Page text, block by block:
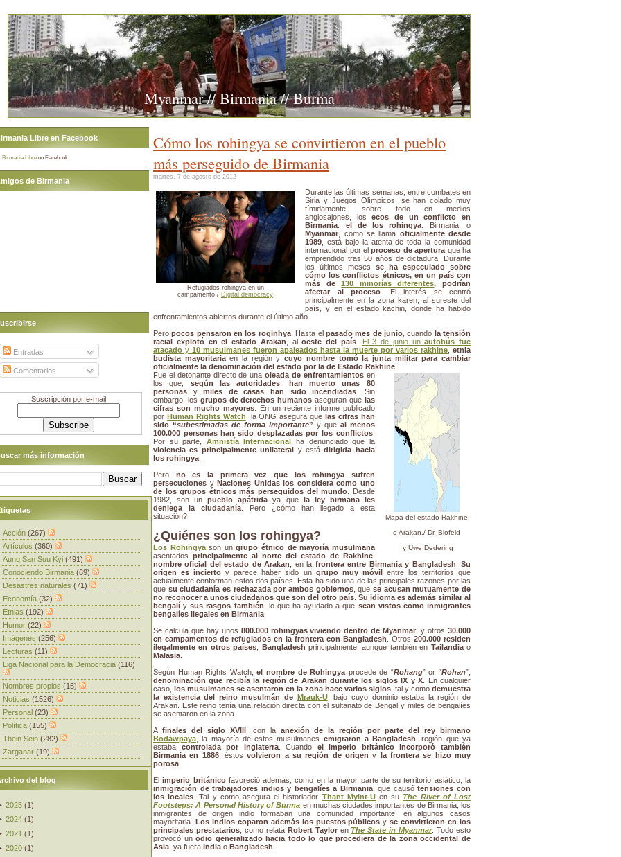
Myanmar // Birmania // Burma
Cómo los rohingya se convirtieron en el pueblo
más perseguido de Birmania
martes, 7 de agosto de 2012
Refugiados rohingya en un
campamento / Digital democracy
Durante las últimas semanas, entre combates en
Siria y Juegos Olímpicos, se han colado muy
tímidamente, sobre todo en medios
anglosajones, losecos de un conflicto en
Birmania: el de los rohingya . Birmania, o
Myanmar , como se llama oficialmente desde
1989 , está bajo la atenta de toda la comunidad
internacional por elproceso de apertura que ha
emprendido tras 50 años de dictadura. Durante
los últimos mesesse ha especulado sobre
cómo los conflictos étnicos, en un país con
más de130 minorías diferentes, podrían
afectar al proceso . El interés se centró
principalmente en la zona karen, al sureste del
país, y en el estado kachin, donde ha habido
enfrentamientos abiertos durante el último año.
Peropocos pensaron en los roginhya. Hasta el pasado mes de junio, cuando la tensión
racial explotó en el estado Arakan , aloeste del país. El 3 de junio unautobús fue
atacado y 10 musulmanes fueron apaleados hasta la muerte por varios rakhine etnia
budista mayoritariaen la región ycuyo nombre tomó la junta militar para cambiar
oficialmente la denominación del estado por la de Estado Rakhine
Mapa del estado Rakhine
o Arakan./ Dr. Blofeld
y Uwe Dedering
Fue el detonante directo de unaoleada de enfrentamientosen
los que, según las autoridades
han muerto unas 80
personas ymiles de casas han sido incendiadas . Sin
embargo, los grupos de derechos humanos aseguran que las
cifras son mucho mayores. En un reciente informe publicado
por Human Rights Watch , la ONG asegura quelas cifras han
sido “subestimadas de forma importante” y que al menos
100.000 personas han sido desplazadas por los conflictos.
Por su parte, Amnistía Internacional ha denunciado que la
violencia es principalmente unilateral y estádirigida hacia
los rohingya
Pero no es la primera vez que los rohingya sufren
persecuciones yNaciones Unidas los considera como uno
de los grupos étnicos más perseguidos del mundo . Desde
1982, son unpueblo apátrida ya que la ley birmana les
deniega la ciudadanía. Pero ¿cómo han llegado a esta
situación?
¿Quiénes son los rohingya?
Los Rohingyason ungrupo étnico de mayoría musulmana
asentados principalmente al norte del estado de Rakhine,
nombre oficial del estado de Arakan
, en la frontera entre Birmania y Bangladesh .Su
origen es incierto y parece haber sido un grupo muy móvilentre los territorios que
actualmente conforman estos dos países. Esta ha sido una de las principales razones por las
que su ciudadanía es rechazada por ambos gobiernos, quese acusan mutuamente de
no reconocer a unos ciudadanos que son del otro país. Su idioma es además similar al
bengalí ysus rasgos también , lo que ha ayudado a que sean vistos como inmigrantes
bengalíes ilegales en Birmania
Se calcula que hay unos 800.000 rohingyas viviendo dentro de Myanmar , y otros30.000
en campamentos de refugiados en la frontera con Bangladesh . Otros 200.000 residen
ilegalmente en otros países
Bangladesh principalmente, aunque también en Tailandiao
Malasia
Según Human Rights Watch,el nombre de Rohingya procede de “Rohang” or “Rohan”,
denominación que recibía la región de Arakan durante los siglos IX y X . En cualquier
caso, los musulmanes se asentaron en la zona hace varios siglos , tal y como demuestra
la existencia del reino musulmán de Mrauk-U, bajo cuyo dominio estaba la región de
Arakan. Este reino tenía una relación directa con el sultanato de Bengal y miles de bengalíes
se asentaron en la zona.
A finales del siglo XVIII, con la anexión de la región por parte del rey birmano
Bodawpaya , la mayoría de estos musulmanes emigraron a Bangladesh , región que ya
estaba controlada por Inglaterra. Cuando el imperio británico incorporó también
Birmania en 1886, éstosvolvieron a su región de origen y la frontera se hizo muy
porosa
Elimperio británicofavoreció además, como en la mayor parte de su territorio asiático, la
inmigración de trabajadores indios y bengalíes a Birmania, que causótensiones con
los locales . Tal y como asegura el historiador Thant Myint-Uen su The River of Lost
Footsteps: A Personal History of Burma en muchas ciudades importantes de Birmania, los
inmigrantes de origen indio formaban una comunidad importante, en algunos casos
mayoritaria. Los indios coparon además los puestos públicos yse convirtieron en los
principales prestatarios, como relata Robert Tayloren The State in Myanmar. Todo esto
provocó unodio generalizado hacia todo lo que procediera de la zona occidental de
Asia , ya fuera India o Bangladesh
Libre en Facebook
Birmania Libre on Facebook
de Birmania
Entradas
Comentarios
Suscripción por e-mail
más información
Acción (267)
Artículos (360)
Aung San Suu Kyi (491)
Conociendo Birmania (69)
Desastres naturales (71)
Economía (32)
Etnias (192)
Humor (22)
Imágenes (256)
Lecturas (11)
Liga Nacional para la Democracia (116)
Nombres propios (15)
Noticias (1526)
Personal (23)
Política (155)
Thein Sein (282)
Zarganar (19)
del blog
2025 (1)
2024 (1 )
2021 (1)
2020 (1)